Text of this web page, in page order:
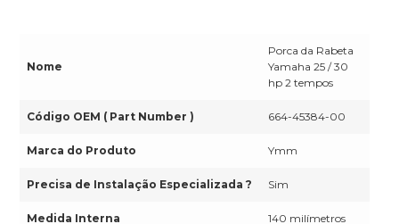
Nome
Porca da Rabeta
Yamaha 25 / 30
hp 2 tempos
Código OEM ( Part Number ) 664-45384-00
Marca do Produto Ymm
Precisa de Instalação Especializada ? Sim
Medida Interna 140 milímetros